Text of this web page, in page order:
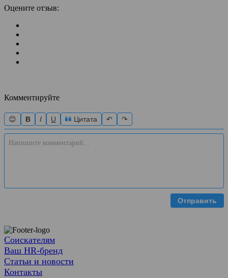
Оцените отзыв:
Комментируйте
😊 B I U Цитата ↶ ↷
Отправить
Соискателям
Ваш HR-бренд
Статьи и новости
Контакты